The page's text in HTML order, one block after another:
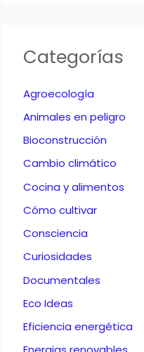
Categorías
Agroecología
Animales en peligro
Bioconstrucción
Cambio climático
Cocina y alimentos
Cómo cultivar
Consciencia
Curiosidades
Documentales
Eco Ideas
Eficiencia energética